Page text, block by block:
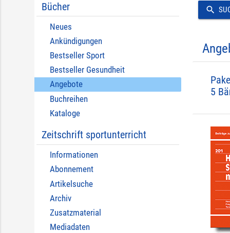
Bücher
Neues
Ankündigungen
Bestseller Sport
Bestseller Gesundheit
Angebote
Buchreihen
Kataloge
Zeitschrift sportunterricht
Informationen
Abonnement
Artikelsuche
Archiv
Zusatzmaterial
Mediadaten
search
5